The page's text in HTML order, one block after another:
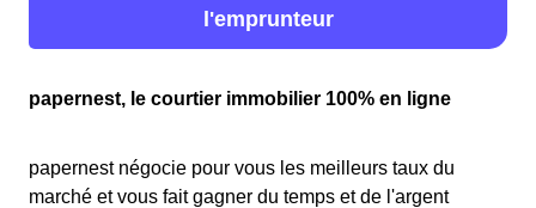
l'emprunteur
papernest, le courtier immobilier 100% en ligne
papernest négocie pour vous les meilleurs taux du
marché et vous fait gagner du temps et de l'argent